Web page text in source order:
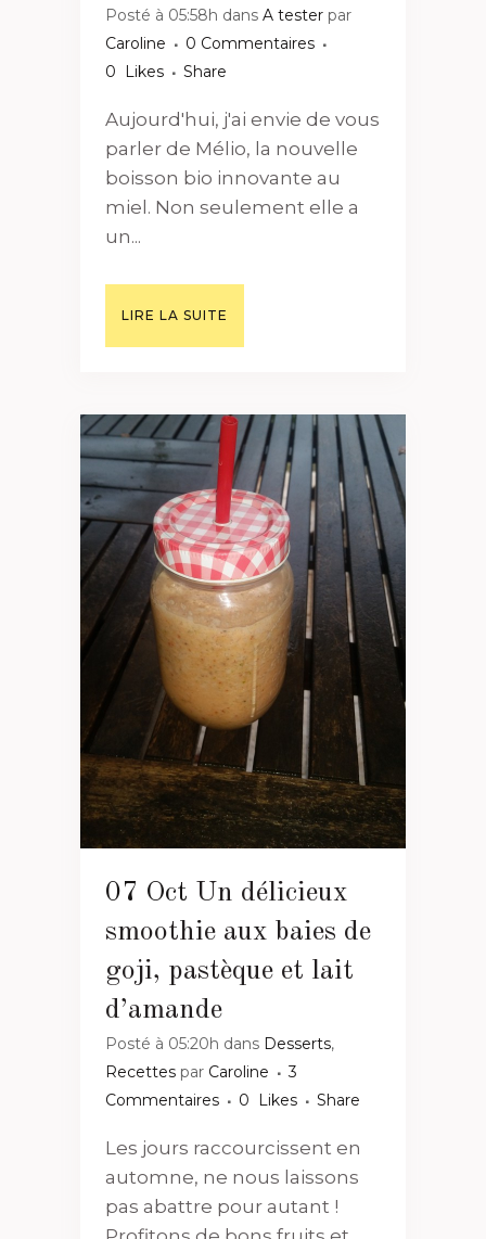
Posté à 05:58h dans A tester par
Caroline
0 Commentaires
0
Likes Share
Aujourd'hui, j'ai envie de vous
parler de Mélio, la nouvelle
boisson bio innovante au
miel. Non seulement elle a
un...
LIRE LA SUITE
07 Oct Un délicieux
smoothie aux baies de
goji, pastèque et lait
d’amande
Posté à 05:20h dans Desserts,
Recettes par Caroline
3
Commentaires
0 Likes Share
Les jours raccourcissent en
automne, ne nous laissons
pas abattre pour autant !